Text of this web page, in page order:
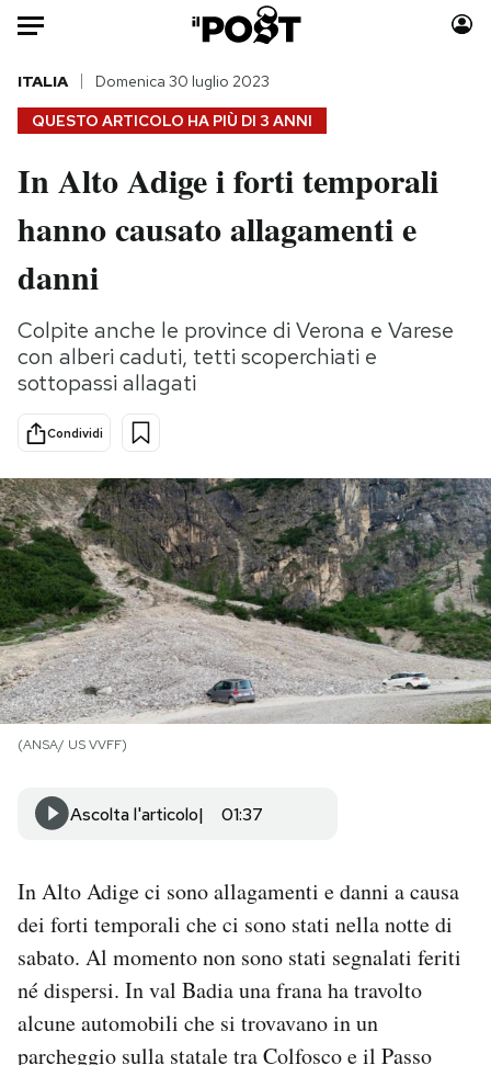
Auto
HOME
Italia
Politica
Tecnologia
Scienza
Cultura
Sport
Moda
Consumismi
Media
Europa
PODCAST
NEWSLETTER
I MIEI PREFERITI
SHOP
CALENDARIO
AREA PERSONALE
Area Personale
Newsletter
Notifiche mobile
Regala il Post
Hai bisogno di aiuto?
QUESTO ARTICOLO HA PIÙ DI 3 ANNI
ITALIA Domenica 30 luglio 2023
In Alto Adige i forti temporali
hanno causato allagamenti e
danni
Colpite anche le province di Verona e Varese
con alberi caduti, tetti scoperchiati e
sottopassi allagati
Condividi
(ANSA/ US VVFF)
Ascolta l'articolo 01:37
In Alto Adige ci sono allagamenti e danni a causa
dei forti temporali che ci sono stati nella notte di
sabato. Al momento non sono stati segnalati feriti
né dispersi. In val Badia una frana ha travolto
alcune automobili che si trovavano in un
parcheggio sulla statale tra Colfosco e il Passo